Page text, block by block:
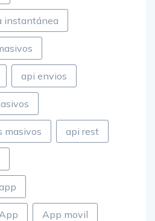
instantánea
api envios
masivos api rest
App movil